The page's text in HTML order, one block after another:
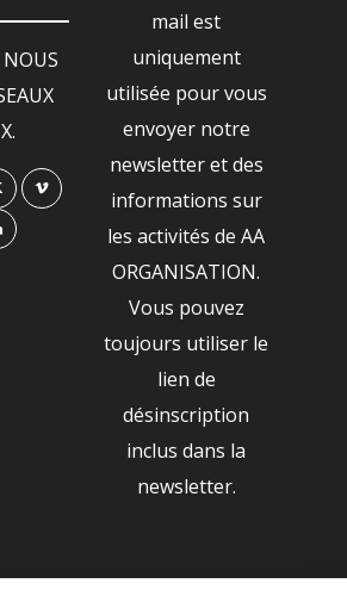
mail est
uniquement
utilisée pour vous
envoyer notre
newsletter et des
informations sur
les activités de AA
ORGANISATION.
Vous pouvez
toujours utiliser le
lien de
désinscription
inclus dans la
newsletter.
PARTENAIRES